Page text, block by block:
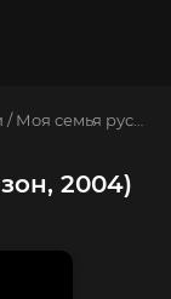
/ Моя семья русская озвучка смотреть полностью онлайн!
2004)